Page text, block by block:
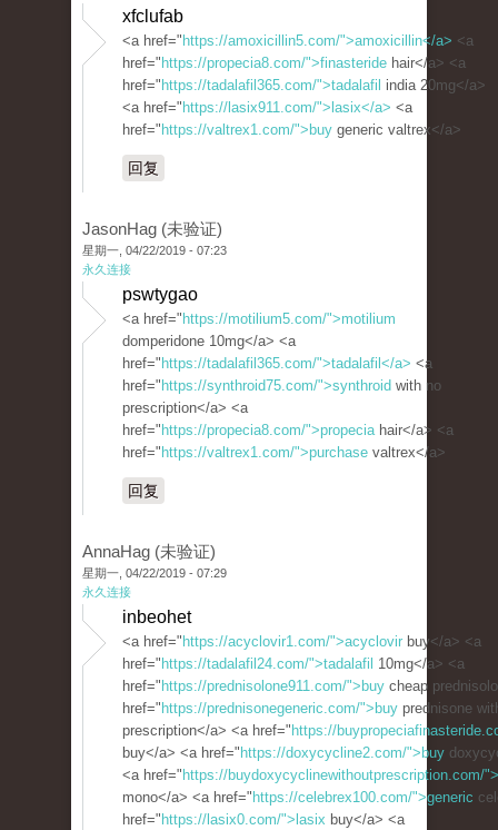
xfclufab
<a href=" https://amoxicillin5.com/">amoxicillin</a> <a
href=" https://propecia8.com/">finasteride hair</a> <a
href=" https://tadalafil365.com/">tadalafil india 20mg</a>
<a href=" https://lasix911.com/">lasix</a> <a
href=" https://valtrex1.com/">buy generic valtrex</a>
回复
JasonHag (未验证)
星期一, 04/22/2019 - 07:23
永久连接
pswtygao
<a href=" https://motilium5.com/">motilium
domperidone 10mg</a> <a
href=" https://tadalafil365.com/">tadalafil</a> <a
href=" https://synthroid75.com/">synthroid with no
prescription</a> <a
href=" https://propecia8.com/">propeciahair</a> <a
href=" https://valtrex1.com/">purchase valtrex</a>
回复
AnnaHag (未验证)
星期一, 04/22/2019 - 07:29
永久连接
inbeohet
<a href=" https://acyclovir1.com/">acyclovir buy</a> <a
href=" https://tadalafil24.com/">tadalafil 10mg</a> <a
href=" https://prednisolone911.com/">buy cheap
href=" https://prednisonegeneric.com/">buy prednisone
prescription</a> <a href=" https://
buy</a> <a href=" https://doxycycline2.com/">buy
<a href=" https://buydoxycyclinewithoutprescription.com/
mono</a> <a href=" https://celebrex100.com/">generic
href=" https://lasix0.com/">lasix buy</a> <a